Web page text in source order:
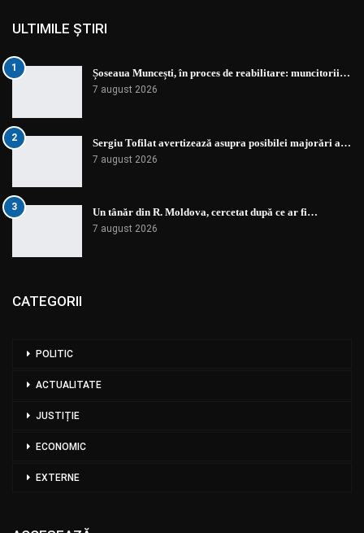
ULTIMILE ȘTIRI
1 Șoseaua Muncești, în proces de reabilitare: muncitorii…
7 august 2026
2 Sergiu Tofilat avertizează asupra posibilei majorări a…
7 august 2026
3 Un tânăr din R. Moldova, cercetat după ce ar fi…
7 august 2026
CATEGORII
POLITIC
ACTUALITATE
JUSTIȚIE
ECONOMIC
EXTERNE